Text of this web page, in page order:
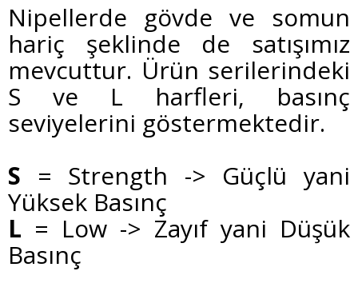
Nipellerde gövde ve somun
hariç şeklinde de satışımız
mevcuttur. Ürün serilerindeki
S ve L harfleri, basınç
seviyelerini göstermektedir.
S = Strength -> Güçlü yani
Yüksek Basınç
L = Low -> Zayıf yani Düşük
Basınç